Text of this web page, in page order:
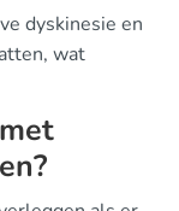
dyskinesie en
wat